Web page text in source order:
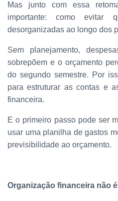
Mas junto com essa
importante: como evitar
desorganizadas ao longo dos
Sem planejamento,
sobrepõem e o orçamento
do segundo semestre. Por
para estruturar as contas e
financeira.
E o primeiro passo pode ser
usar uma planilha de gastos
previsibilidade ao orçamento.
Organização financeira não